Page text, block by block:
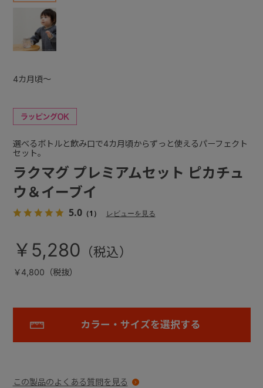
ラクマグ プレミアムセット ピカチュ
ウ＆イーブイ
5.0（1） レビューを見る
選べるボトルと飲み口で4カ月頃からずっと使えるパーフェクト
セット。
￥5,280
￥4,800（税抜）
カラー・サイズを選択する
この製品のよくある質問を見る
4カ月頃～